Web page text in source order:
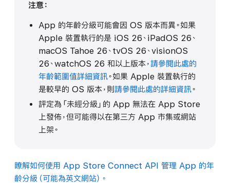
注意：
App 的年齡分級可能會因 OS 版本而異。如果
Apple 裝置執行的是 iOS 26、iPadOS 26、
macOS Tahoe 26、tvOS 26、visionOS
26、watchOS 26 和以上版本，請參閱此處的
年齡範圍值詳細資訊。如果 Apple 裝置執行的
是較早的 OS 版本，則 請參閱此處的詳細資訊。
評定為「未經分級」的 App 無法在 App Store
上發佈，但可能得以在第三方 App 市集或網站
上架。
瞭解如何使用 App Store Connect API 管理 App 的年
齡分級（可能為英文網站）。